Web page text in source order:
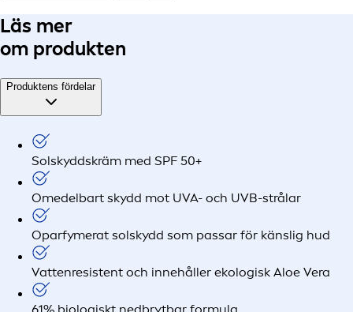
Läs mer
om produkten
Produktens fördelar
Solskyddskräm med SPF 50+
Omedelbart skydd mot UVA- och UVB-strålar
Oparfymerat solskydd som passar för känslig hud
Vattenresistent och innehåller ekologisk Aloe Vera